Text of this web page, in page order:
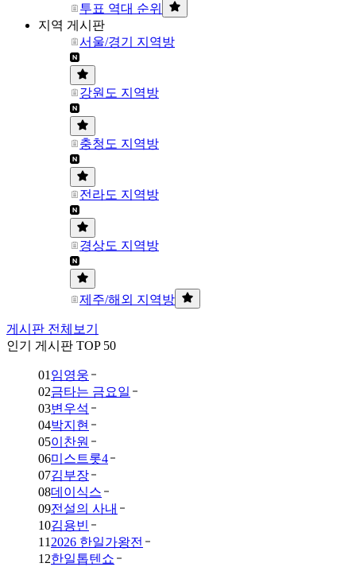
투표 역대 순위
지역 게시판
서울/경기 지역방
강원도 지역방
충청도 지역방
전라도 지역방
경상도 지역방
제주/해외 지역방
게시판 전체보기
인기 게시판 TOP 50
01 임영웅
02금타는 금요일
03변우석
04박지현
05이찬원
06미스트롯4
07김부장
08데이식스
09전설의 사내
10김용빈
11 2026 한일가왕전
12한일톱텐쇼